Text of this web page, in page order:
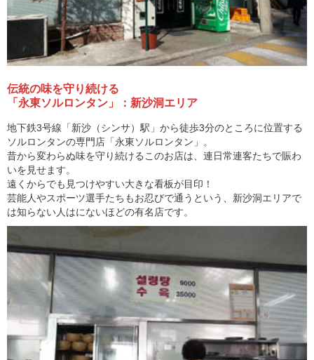
伝統の味を守り続ける
「永東ソルロンタン」：新沙洞エリア
地下鉄3号線「新沙（シンサ）駅」から徒歩3分のところに位置する
ソルロンタンの専門店「永東ソルロンタン」。
昔から変わらぬ味を守り続けるこのお店は、連日常連客たちで賑わ
いを見せます。
遠くからでも見つけやすい大きな看板が目印！
芸能人やスポーツ選手たちもお忍びで通うという、新沙洞エリアで
は知らない人はにないほどの有名店です。